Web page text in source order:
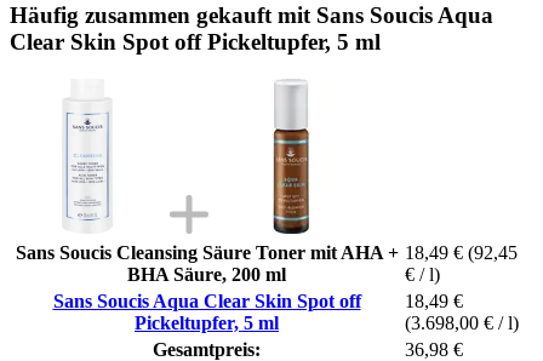
Häufig zusammen gekauft mit Sans Soucis Aqua
Clear Skin Spot off Pickeltupfer, 5 ml
Sans Soucis Cleansing Säure Toner mit AHA +
BHA Säure, 200 ml
18,49 € (92,45
€ / l)
Sans Soucis Aqua Clear Skin Spot off
Pickeltupfer, 5 ml
18,49 €
(3.698,00 € / l)
Gesamtpreis:
36,98 €